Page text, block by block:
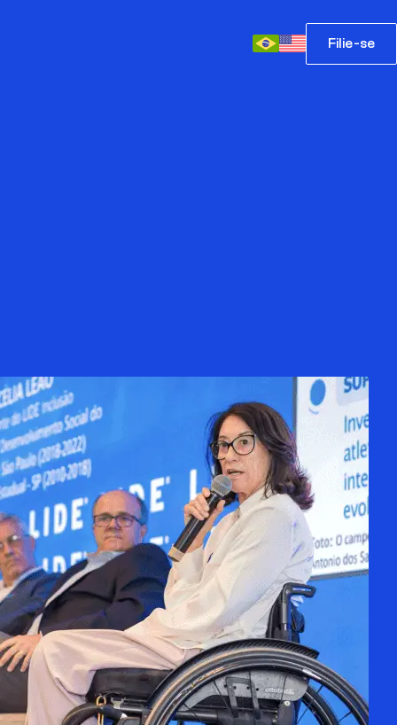
Filie-se